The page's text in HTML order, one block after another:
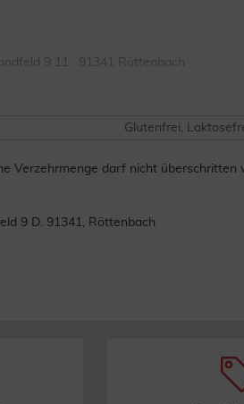
9 11 , 91341 Röttenbach
Glutenfrei,
Verzehrmenge darf nicht
9 D. 91341, Röttenbach